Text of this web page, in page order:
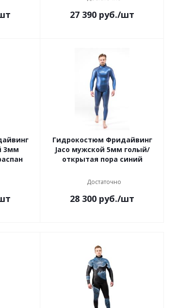
27 390 руб./шт
3мм
Гидрокостюм Фридайвинг
Jaco мужской 5мм голый/
открытая пора синий
Достаточно
28 300 руб./шт